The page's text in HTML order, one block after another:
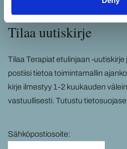
Tilaa uu­tis­kir­je
Tilaa Te­ra­piat etu­lin­jaan -​
pos­tii­si tie­toa toi­min­ta­mal­lin
kir­je il­mes­tyy 1-2 kuu­kau­den
vas­tuul­li­ses­ti. Tu­tus­tu
Sähköpostiosoite: